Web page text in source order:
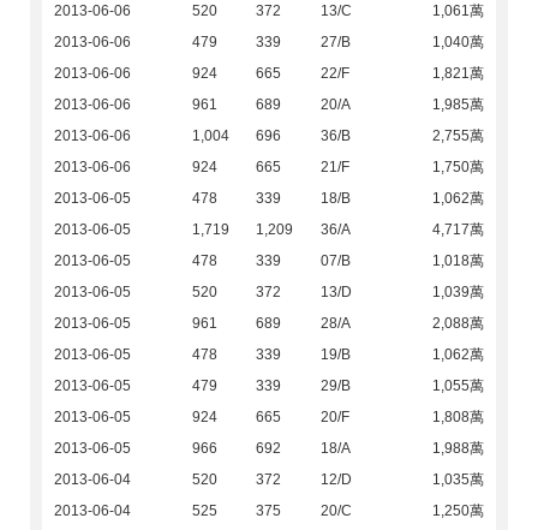
2013-06-06
520 372 13/C
1,061萬
2013-06-06
479 339 27/B
1,040萬
2013-06-06
924 665 22/F
1,821萬
2013-06-06
961 689 20/A
1,985萬
2013-06-06
1,004 696 36/B
2,755萬
2013-06-06
924 665 21/F
1,750萬
2013-06-05
478 339 18/B
1,062萬
2013-06-05
1,719 1,209 36/A
4,717萬
2013-06-05
478 339 07/B
1,018萬
2013-06-05
520 372 13/D
1,039萬
2013-06-05
961 689 28/A
2,088萬
2013-06-05
478 339 19/B
1,062萬
2013-06-05
479 339 29/B
1,055萬
2013-06-05
924 665 20/F
1,808萬
2013-06-05
966 692 18/A
1,988萬
2013-06-04
520 372 12/D
1,035萬
2013-06-04
525 375 20/C
1,250萬